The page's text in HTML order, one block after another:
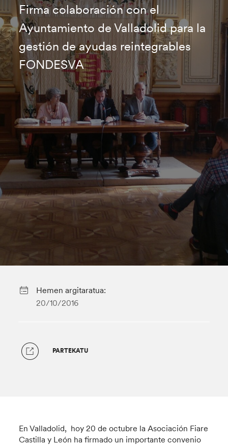
Firma colaboración con el
Ayuntamiento de Valladolid para la
gestión de ayudas reintegrables
FONDESVA
Hemen argitaratua:
20/10/2016
PARTEKATU
En Valladolid, hoy 20 de octubre la Asociación Fiare
Castilla y León ha firmado un importante convenio